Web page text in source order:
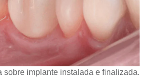
sobre implante instalada e finalizada.